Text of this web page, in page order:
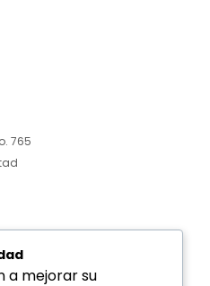
765
a mejorar su